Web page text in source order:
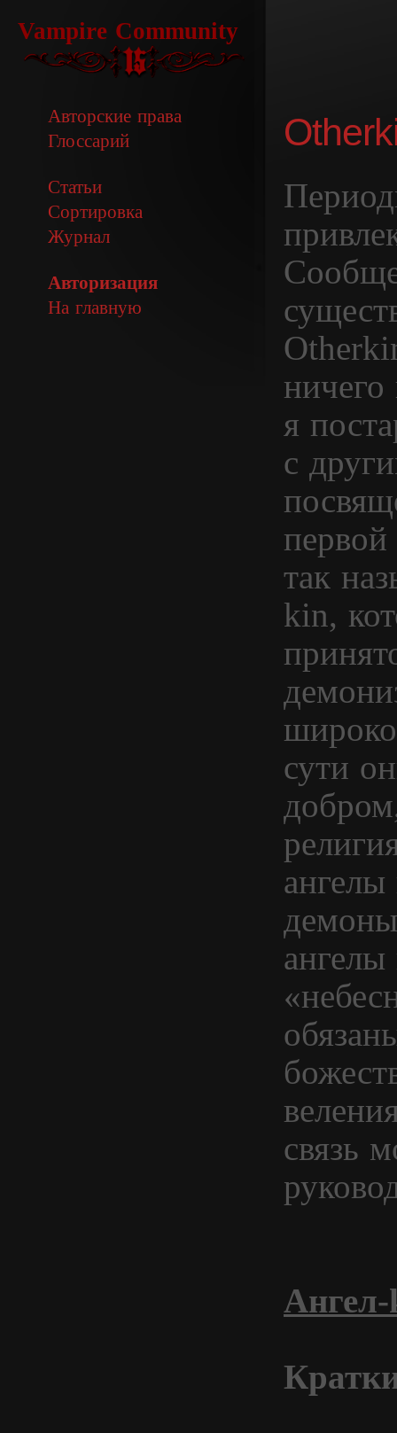
Vampire Community
Авторские права
Глоссарий
Статьи
Сортировка
Журнал
Авторизация
На главную
я
с
так
kin,
сути
ангелы
ангелы
связь